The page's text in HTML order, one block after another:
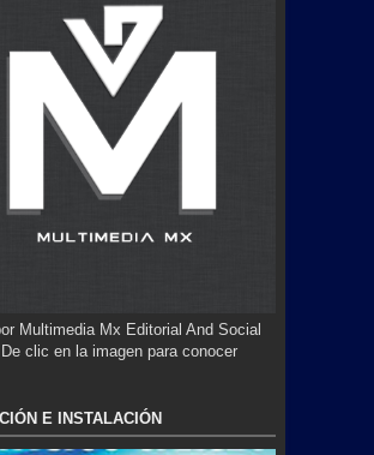
Multimedia Mx Editorial And Social
clic en la imagen para conocer
E INSTALACIÓN